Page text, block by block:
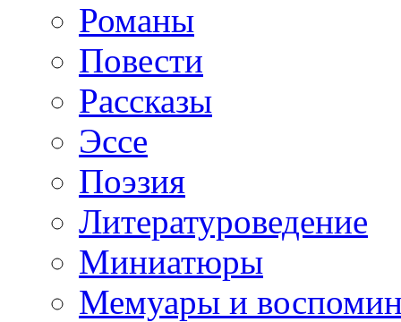
Романы
Повести
Рассказы
Эссе
Поэзия
Литературоведение
Миниатюры
Мемуары и